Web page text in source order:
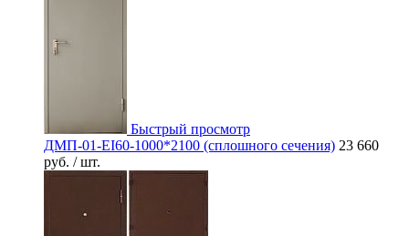
Быстрый просмотр
ДМП-01-EI60-1000*2100 (сплошного сечения) 23 660
руб. / шт.